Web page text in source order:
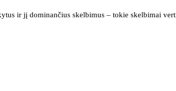
ir jį dominančius skelbimus – tokie skelbimai